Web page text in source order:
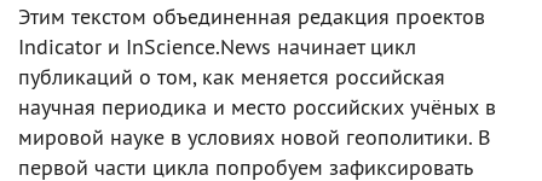
Этим текстом объединенная редакция проектов
Indicator и InScience.News начинает цикл
публикаций о том, как меняется российская
научная периодика и место российских учёных в
мировой науке в условиях новой геополитики. В
первой части цикла попробуем зафиксировать